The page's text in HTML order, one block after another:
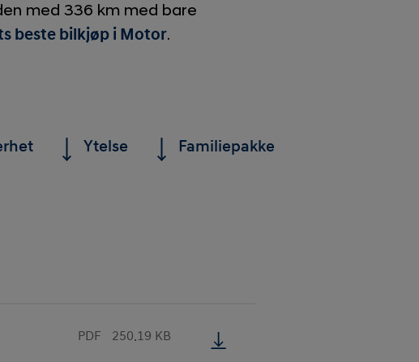
med 336 km med bare
beste bilkjøp i Motor.
Ytelse
Familiepakke
PDF 250.19 KB